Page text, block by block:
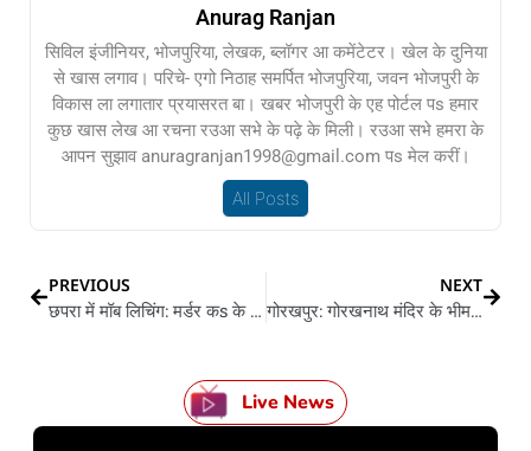
Anurag Ranjan
सिविल इंजीनियर, भोजपुरिया, लेखक, ब्लॉगर आ कमेंटेटर। खेल के दुनिया
से खास लगाव। परिचे- एगो निठाह समर्पित भोजपुरिया, जवन भोजपुरी के
विकास ला लगातार प्रयासरत बा। खबर भोजपुरी के एह पोर्टल पs हमार
कुछ खास लेख आ रचना रउआ सभे के पढ़े के मिली। रउआ सभे हमरा के
आपन सुझाव anuragranjan1998@gmail.com पs मेल करीं।
All Posts
PREVIOUS
छपरा में मॉब लिचिंग: मर्डर कs के भाग रहल अपराधियन के लोग पकड़ल, एगो पीट-पीटके मार डाललस, दूसरका गंभीर
NEXT
गोरखपुर: गोरखनाथ मंदिर के भीम सरोवर में हेड कांस्टेबल लगवले छलांग
Live News